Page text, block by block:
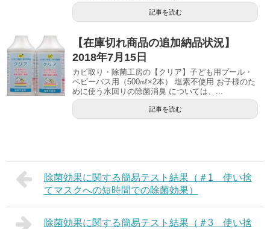
記事を読む
【在庫切れ商品の追加納品状況】
2018年7月15日
カビ取り・除菌工房の【クリア】子ども用プール・
ベビーバス用（500㎖×2本） 塩素不使用 お子様のた
めに使う水回りの除菌消臭 については、...
記事を読む
除菌効果に関する簡易テスト結果（＃1 使い捨
てマスクへの短時間での除菌効果）
除菌効果に関する簡易テスト結果（＃3 使い捨